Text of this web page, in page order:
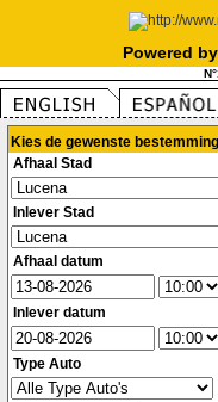
Powered
Kies de gewenste
Afhaal Stad
Inlever Stad
Afhaal datum
Inlever datum
Type Auto